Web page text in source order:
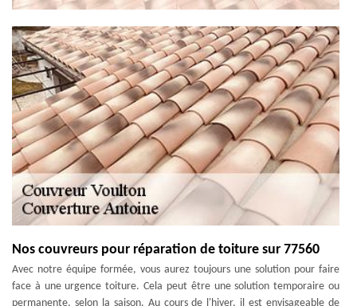
Nos couvreurs pour réparation de toiture sur 77560
Avec notre équipe formée, vous aurez toujours une solution pour faire
face à une urgence toiture. Cela peut être une solution temporaire ou
permanente, selon la saison. Au cours de l'hiver, il est envisageable de